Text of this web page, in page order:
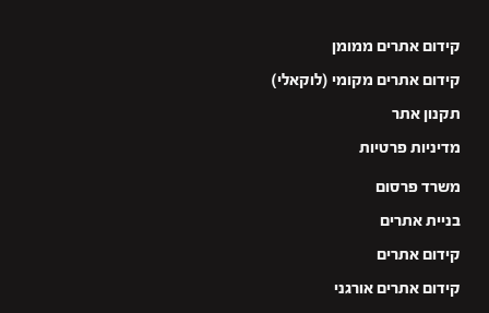
משרד פרסום
בניית אתרים
קידום אתרים
קידום אתרים אורגני
קידום אתרים ממומן
קידום אתרים מקומי (לוקאלי)
תקנון אתר
מדיניות פרטיות